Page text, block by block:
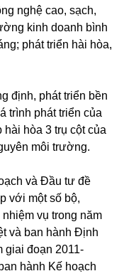
nghệ cao, sạch,
kinh doanh bình
phát triển hài hòa,
định, phát triển bền
trình phát triển của
hòa 3 trụ cột của
môi trường.
và Đầu tư đề
với một số bộ,
vụ trong năm
và ban hành Định
giai đoạn 2011-
hành Kế hoạch